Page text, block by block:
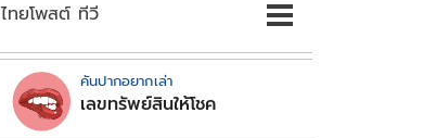
ไทยโพสต์ ทีวี
คันปากอยากเล่า
เลขทรัพย์สินให้โชค